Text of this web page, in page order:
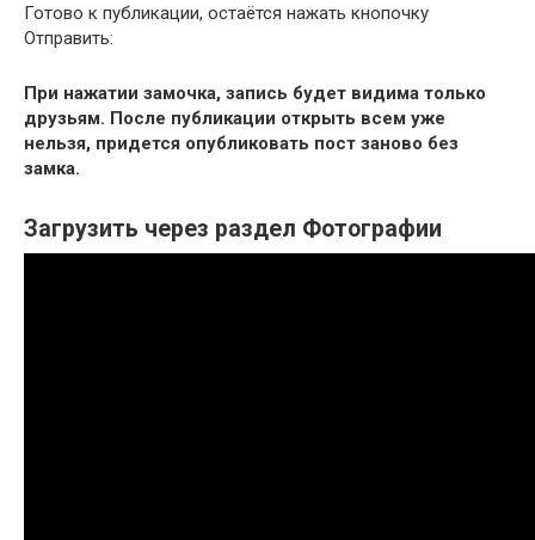
Готово к публикации, остаётся нажать кнопочку
Отправить:
При нажатии замочка, запись будет видима только
друзьям. После публикации открыть всем уже
нельзя, придется опубликовать пост заново без
замка.
Загрузить через раздел Фотографии